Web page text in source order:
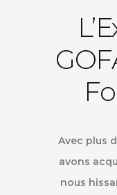
Avec plus
avons
nous